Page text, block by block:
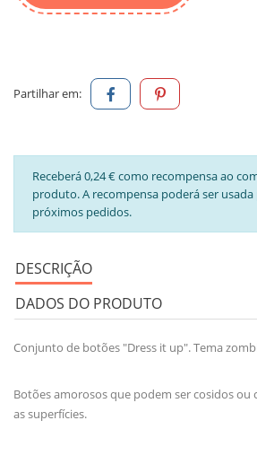
Partilhar em:
Receberá 0,24 € como recompensa ao
produto. A recompensa poderá ser usada
próximos pedidos.
DESCRIÇÃO
DADOS DO PRODUTO
Conjunto de botões "Dress it up". Tema
Botões amorosos que podem ser cosidos ou
as superfícies.